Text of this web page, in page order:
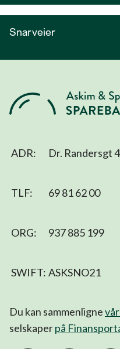
Snarveier
ADR: Dr. Randersgt
TLF: 69 81 62 00
ORG: 937 885 199
SWIFT: ASKSNO21
Du kan sammenligne
selskaperpå